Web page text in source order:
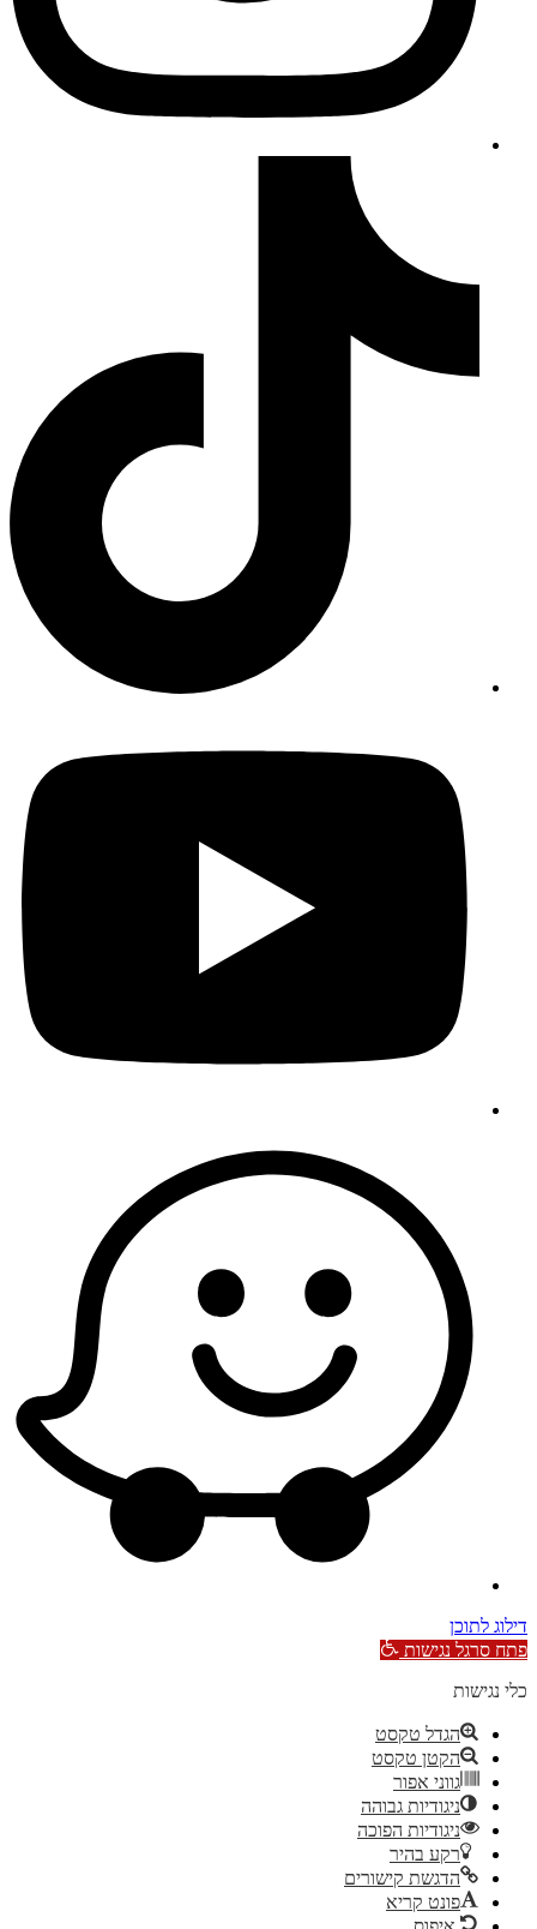
דילוג לתוכן
פתח סרגל נגישות
כלי נגישות
הגדל טקסט
הקטן טקסט
גווני אפור
ניגודיות גבוהה
ניגודיות הפוכה
רקע בהיר
הדגשת קישורים
פונט קריא